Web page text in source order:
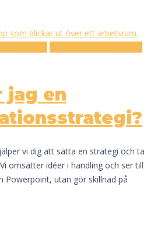
jag en
vi dig att sätta en strategi och ta
omsätter idéer i handling och ser till
Powerpoint, utan gör skillnad på